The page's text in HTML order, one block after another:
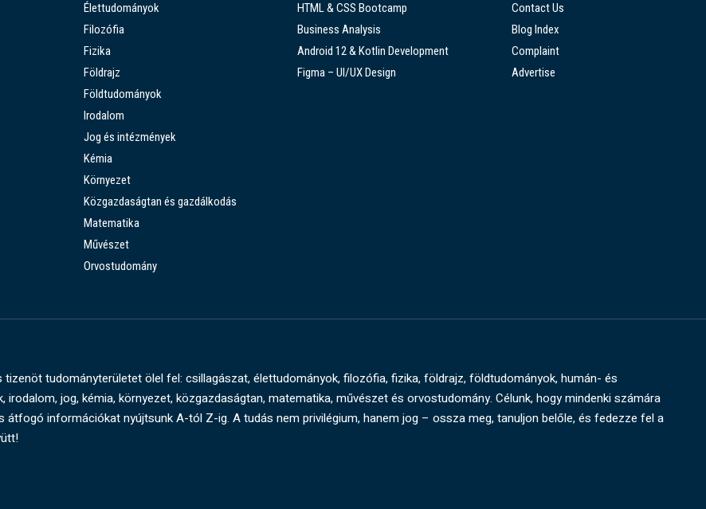
Élettudományok
Filozófia
Fizika
Földrajz
Földtudományok
Irodalom
Jog és intézmények
Kémia
Környezet
Közgazdaságtan és gazdálkodás
Matematika
Művészet
Orvostudomány
HTML & CSS Bootcamp
Business Analysis
Android 12 & Kotlin Development
Figma – UI/UX Design
Contact Us
Blog Index
Complaint
Advertise
tizenöt tudományterületet ölel fel: csillagászat, élettudományok, filozófia, fizika, földrajz, földtudományok, humán- és
irodalom, jog, kémia, környezet, közgazdaságtan, matematika, művészet és orvostudomány. Célunk, hogy mindenki számára
átfogó információkat nyújtsunk A-tól Z-ig. A tudás nem privilégium, hanem jog – ossza meg, tanuljon belőle, és fedezze fel a